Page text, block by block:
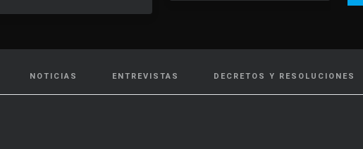
NOTICIAS ENTREVISTAS DECRETOS Y RESOLUCIONES